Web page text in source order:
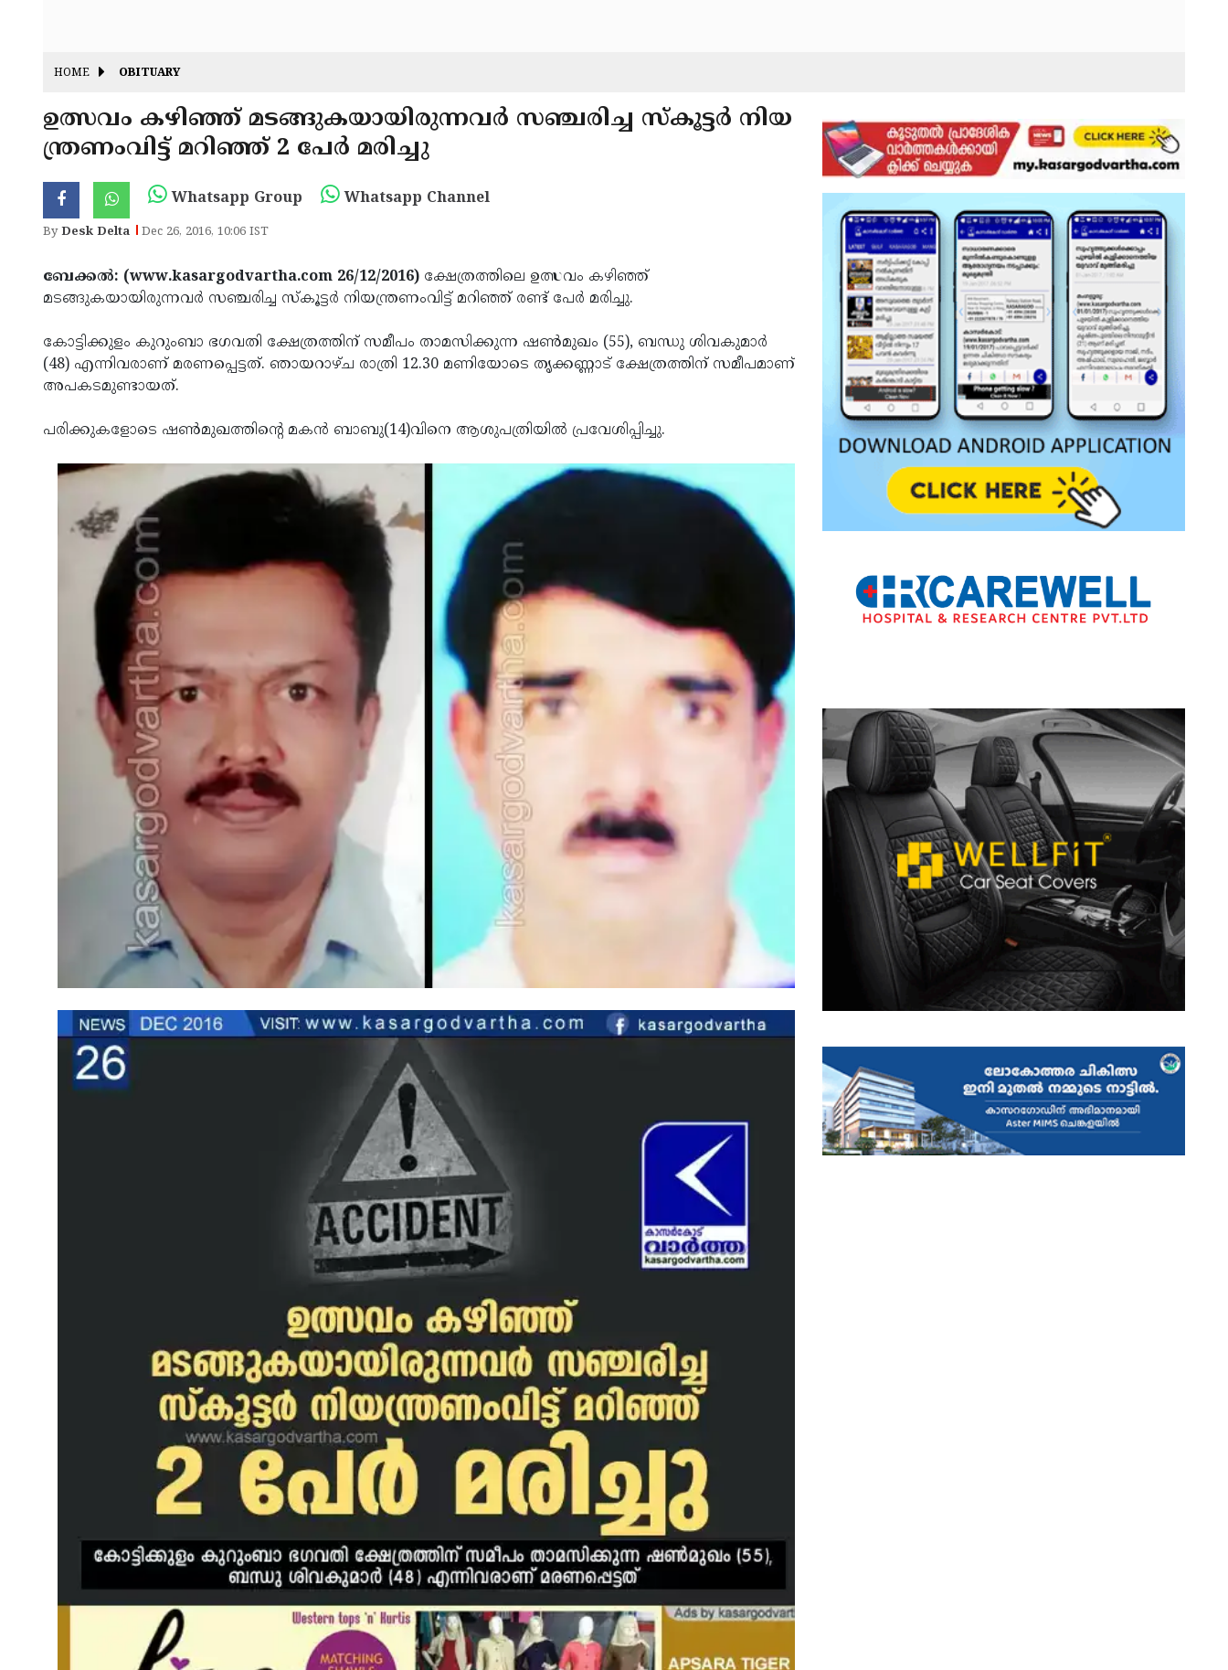
HOME OBITUARY
ഉത്സവം കഴിഞ്ഞ് മടങ്ങുകയായിരുന്നവര്‍ സഞ്ചരിച്ച സ്‌കൂട്ടര്‍ നിയ
ന്ത്രണംവിട്ട് മറിഞ്ഞ് 2 പേര്‍ മരിച്ചു
Whatsapp Group Whatsapp Channel
ByDesk Delta Dec 26, 2016, 10:06 IST
ബേക്കല്‍: (www.kasargodvartha.com 26/12/2016) ക്ഷേത്രത്തിലെ ഉത്സവം കഴിഞ്ഞ്
മടങ്ങുകയായിരുന്നവര്‍ സഞ്ചരിച്ച സ്‌കൂട്ടര്‍ നിയന്ത്രണംവിട്ട് മറിഞ്ഞ് രണ്ട് പേര്‍ മരിച്ചു.
കോട്ടിക്കുളം കുറുംബാ ഭഗവതി ക്ഷേത്രത്തിന് സമീപം താമസിക്കുന്ന ഷണ്‍മുഖം (55), ബന്ധു ശിവകുമാര്‍
(48) എന്നിവരാണ് മരണപ്പെട്ടത്. ഞായറാഴ്ച രാത്രി 12.30 മണിയോടെ തൃക്കണ്ണാട് ക്ഷേത്രത്തിന് സമീപമാണ്
അപകടമുണ്ടായത്.
പരിക്കുകളോടെ ഷണ്‍മുഖത്തിന്റെ മകന്‍ ബാബു(14)വിനെ ആശുപത്രിയില്‍ പ്രവേശിപ്പിച്ചു.